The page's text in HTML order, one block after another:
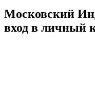
Московский
вход в личный